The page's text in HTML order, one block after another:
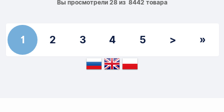
Вы просмотрели 28 из 8442 товара
1 2 3 4 5 > »